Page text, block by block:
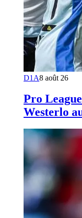
D1A8 août 26
Pro
Westerlo